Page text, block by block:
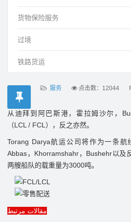
货物保险服务
过境
铁路货运
服务 点击数：12044
从迪拜到阿巴斯港，霍拉姆沙尔，
（LCL / FCL ），反之亦然。
Torang Darya航运公司将作为一条航
Abbas， Khorramshahr， Bushehr以及
两艘船队的载重量为3000吨。
مقالات مرتبط